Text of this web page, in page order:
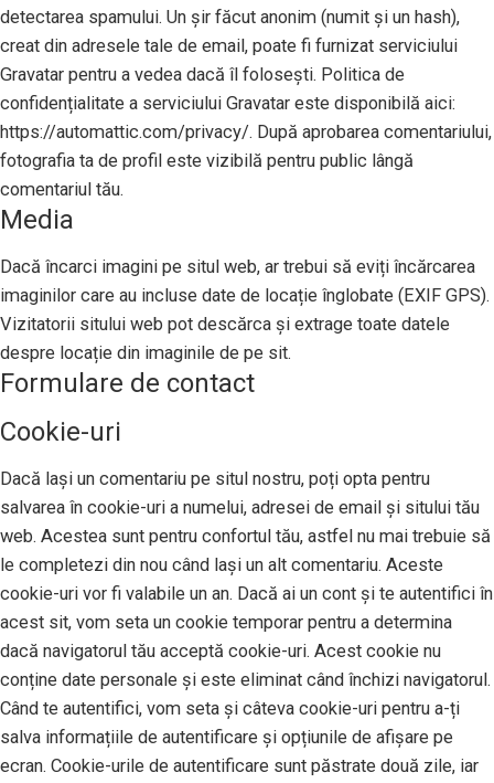
detectarea spamului. Un șir făcut anonim (numit și un hash),
creat din adresele tale de email, poate fi furnizat serviciului
Gravatar pentru a vedea dacă îl folosești. Politica de
confidențialitate a serviciului Gravatar este disponibilă aici:
https://automattic.com/privacy/. După aprobarea comentariului,
fotografia ta de profil este vizibilă pentru public lângă
comentariul tău.
Media
Dacă încarci imagini pe situl web, ar trebui să eviți încărcarea
imaginilor care au incluse date de locație înglobate (EXIF GPS).
Vizitatorii sitului web pot descărca și extrage toate datele
despre locație din imaginile de pe sit.
Formulare de contact
Cookie-uri
Dacă lași un comentariu pe situl nostru, poți opta pentru
salvarea în cookie-uri a numelui, adresei de email și sitului tău
web. Acestea sunt pentru confortul tău, astfel nu mai trebuie să
le completezi din nou când lași un alt comentariu. Aceste
cookie-uri vor fi valabile un an. Dacă ai un cont și te autentifici în
acest sit, vom seta un cookie temporar pentru a determina
dacă navigatorul tău acceptă cookie-uri. Acest cookie nu
conține date personale și este eliminat când închizi navigatorul.
Când te autentifici, vom seta și câteva cookie-uri pentru a-ți
salva informațiile de autentificare și opțiunile de afișare pe
ecran. Cookie-urile de autentificare sunt păstrate două zile, iar